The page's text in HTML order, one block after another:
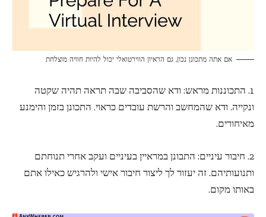
אם אתה מתכונן נכון, גם הראיון הווירטואלי יכול להיות חוויה מוצלחת
1. התכוננות מראש: ודא שהסביבה שבה תראה תהיה שקטה
ונקייה. ודא שהמחשב והרשת עובדים כראוי. התכונן בזמן והימנע
מאיחורים.
2. חיבור עיניים: התבונן במראיין בעיניים ועקב אחרי תנוחתם
ותנועותיהם. זה יעזור לך ליצור חיבור אישי ולהרגיש כאילו אתם
באותו מקום.